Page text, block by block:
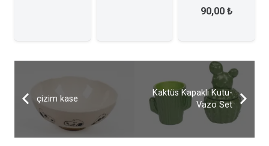
90,00₺
çizim kase
Kaktüs Kapaklı Kutu-
Vazo Set